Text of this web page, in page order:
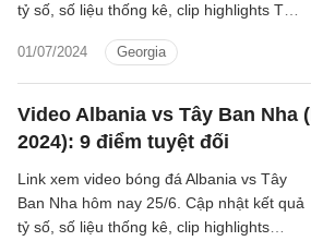
01/07/2024 Georgia
tỷ số, số liệu thống kê, clip highlights Tây
Video Albania vs Tây Ban Nha
2024): 9 điểm tuyệt đối
Link xem video bóng đá Albania vs Tây
Ban Nha hôm nay 25/6. Cập nhật kết quả
tỷ số, số liệu thống kê, clip highlights